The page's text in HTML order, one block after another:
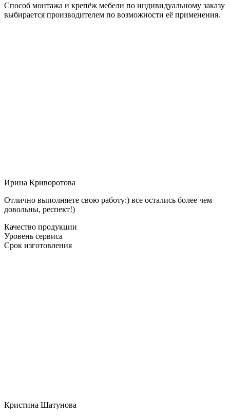
Способ монтажа и крепёж мебели по индивидуальному заказу
выбирается производителем по возможности её применения.
Ирина Криворотова
Отлично выполняете свою работу:) все остались более чем
довольны, респект!)
Качество продукции
Уровень сервиса
Срок изготовления
Кристина Шатунова